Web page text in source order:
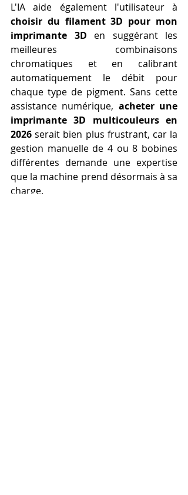
choisir du filament 3D pour mon
imprimante 3D en suggérant les
meilleures combinaisons
chromatiques et en calibrant
automatiquement le débit pour
chaque type de pigment. Sans cette
assistance numérique, acheter une
imprimante 3D multicouleurs en
2026 serait bien plus frustrant, car la
gestion manuelle de 4 ou 8 bobines
différentes demande une expertise
que la machine prend désormais à sa
charge.